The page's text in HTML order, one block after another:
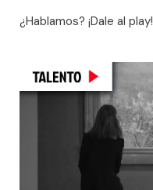
¿Hablamos? ¡Dale al play!